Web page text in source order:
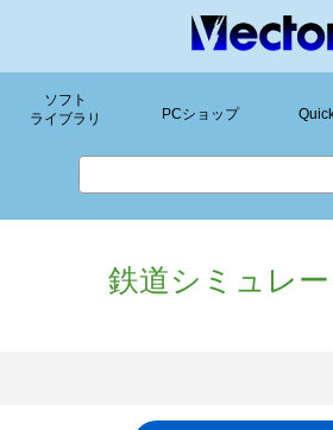
ソフト
ライブラリ
PCショップ
鉄道シミュレ